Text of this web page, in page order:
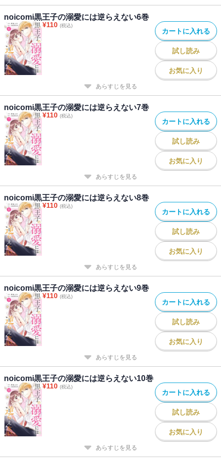
noicomi黒王子の溺愛には逆らえない6巻
¥110 (税込)
カートに入れる
試し読み
お気に入り
あらすじを見る
noicomi黒王子の溺愛には逆らえない7巻
¥110 (税込)
カートに入れる
試し読み
お気に入り
あらすじを見る
noicomi黒王子の溺愛には逆らえない8巻
¥110 (税込)
カートに入れる
試し読み
お気に入り
あらすじを見る
noicomi黒王子の溺愛には逆らえない9巻
¥110 (税込)
カートに入れる
試し読み
お気に入り
あらすじを見る
noicomi黒王子の溺愛には逆らえない10巻
¥110 (税込)
カートに入れる
試し読み
お気に入り
あらすじを見る